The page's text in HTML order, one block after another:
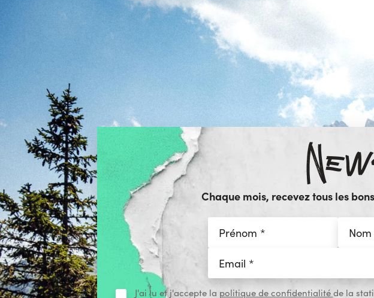
Chaque mois, recevez tous les
J'ai lu et j'accepte la politique de confidentialité de la